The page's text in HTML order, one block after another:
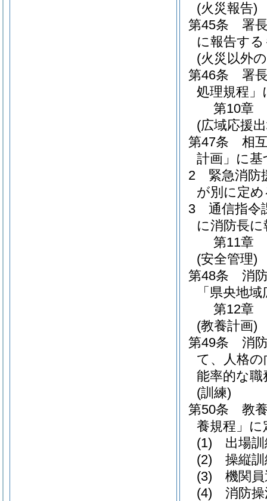
(火災報告)
第45条
署
に報告す
(火災以外
第46条
署
処理規程
第10章
(広域応援
第47条
相
計画」に
2
緊急消防
が別に定
3
通信指令
に消防長
第11章
(安全管理)
第48条
消
「県央地
第12章
(教養計画)
第49条
消
て、人格
能率的な
(訓練)
第50条
教
養規程」
(1)
出場
(2)
操縦
(3)
機関
(4)
消防